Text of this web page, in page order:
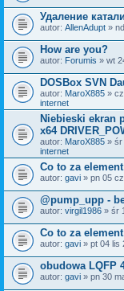
Удаление
autor: AllenAdupt »
How are you?
autor: Forumis » wt
DOSBox SVN
autor: MaroX885 »
internet
Niebieski ekran
x64
autor: MaroX885 » śr
internet
Co to za
autor: gavi » pn 05
@pump_upp -
autor: virgil1986 » śr
Co to za
autor: gavi » pt 04 lis
obudowa LQFP
autor: gavi » pn 30